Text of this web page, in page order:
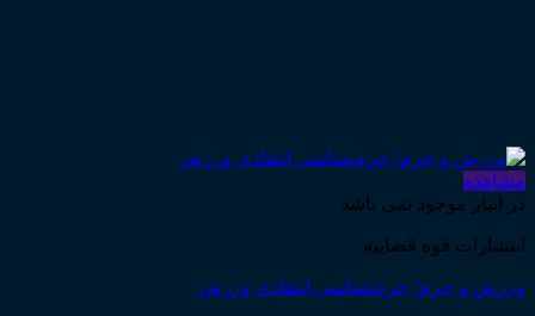
مشاهده
در انبار موجود نمی باشد
انتشارات قوه قضاییه
ورزش و جرم؛ جرم‌شناسی انتقادی ورزش